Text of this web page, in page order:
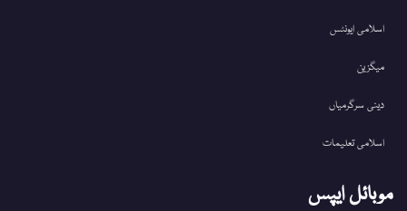
اسلامی ایونٹس
میگزین
دینی سرگرمیاں
اسلامی تعلیمات
موبائل ایپس